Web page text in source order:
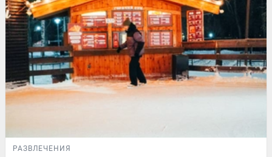
РАЗВЛЕЧЕНИЯ